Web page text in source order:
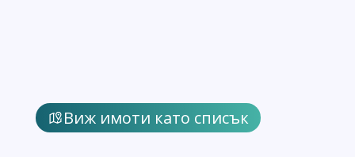
Виж имоти като списък